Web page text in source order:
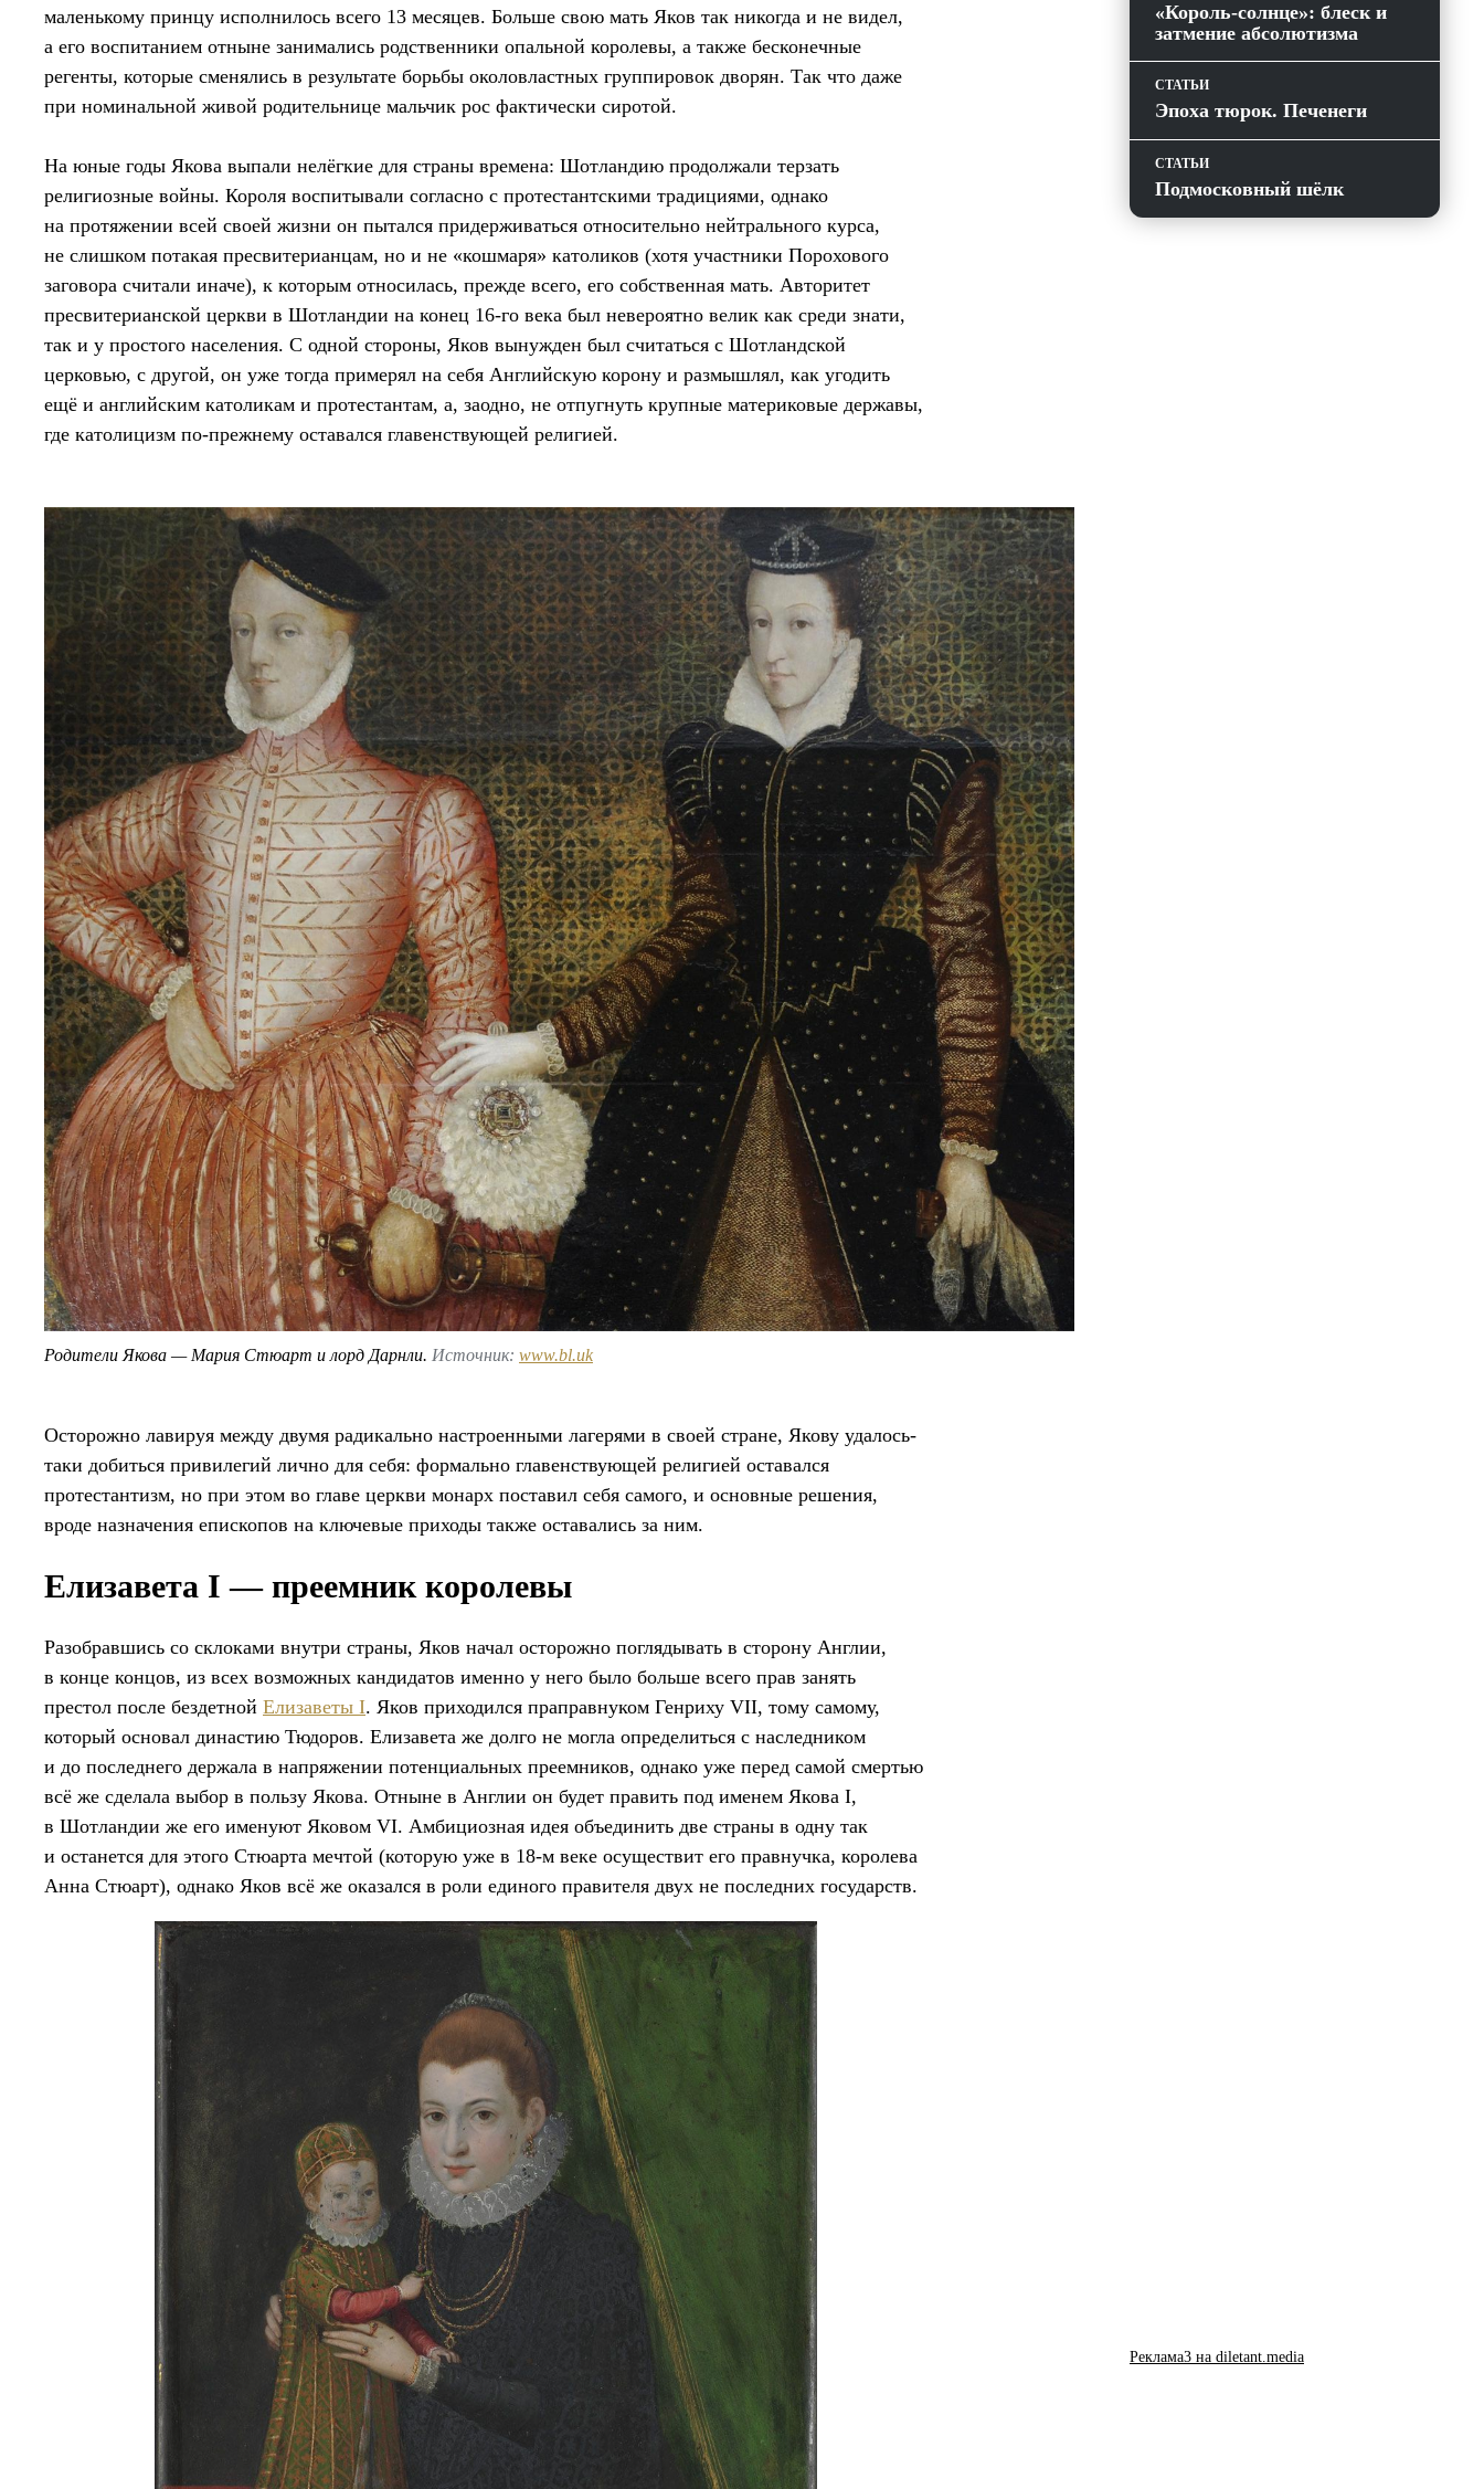
маленькому принцу исполнилось всего 13 месяцев. Больше свою мать Яков так никогда и не видел,
а его воспитанием отныне занимались родственники опальной королевы, а также бесконечные
регенты, которые сменялись в результате борьбы околовластных группировок дворян. Так что даже
при номинальной живой родительнице мальчик рос фактически сиротой.
На юные годы Якова выпали нелёгкие для страны времена: Шотландию продолжали терзать
религиозные войны. Короля воспитывали согласно с протестантскими традициями, однако
на протяжении всей своей жизни он пытался придерживаться относительно нейтрального курса,
не слишком потакая пресвитерианцам, но и не «кошмаря» католиков (хотя участники Порохового
заговора считали иначе), к которым относилась, прежде всего, его собственная мать. Авторитет
пресвитерианской церкви в Шотландии на конец 16-го века был невероятно велик как среди знати,
так и у простого населения. С одной стороны, Яков вынужден был считаться с Шотландской
церковью, с другой, он уже тогда примерял на себя Английскую корону и размышлял, как угодить
ещё и английским католикам и протестантам, а, заодно, не отпугнуть крупные материковые державы,
где католицизм по-прежнему оставался главенствующей религией.
Родители Якова — Мария Стюарт и лорд Дарнли. Источник: www.bl.uk
Осторожно лавируя между двумя радикально настроенными лагерями в своей стране, Якову удалось-
таки добиться привилегий лично для себя: формально главенствующей религией оставался
протестантизм, но при этом во главе церкви монарх поставил себя самого, и основные решения,
вроде назначения епископов на ключевые приходы также оставались за ним.
Елизавета I — преемник королевы
Разобравшись со склоками внутри страны, Яков начал осторожно поглядывать в сторону Англии,
в конце концов, из всех возможных кандидатов именно у него было больше всего прав занять
престол после бездетной Елизаветы I. Яков приходился праправнуком Генриху VII, тому самому,
который основал династию Тюдоров. Елизавета же долго не могла определиться с наследником
и до последнего держала в напряжении потенциальных преемников, однако уже перед самой смертью
всё же сделала выбор в пользу Якова. Отныне в Англии он будет править под именем Якова I,
в Шотландии же его именуют Яковом VI. Амбициозная идея объединить две страны в одну так
и останется для этого Стюарта мечтой (которую уже в 18-м веке осуществит его правнучка, королева
Анна Стюарт), однако Яков всё же оказался в роли единого правителя двух не последних государств.
«Король-солнце»: блеск и
затмение абсолютизма
СТАТЬИ
Эпоха тюрок. Печенеги
СТАТЬИ
Подмосковный шёлк
Реклама3 на diletant.media